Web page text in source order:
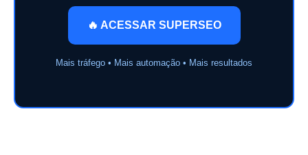
🔥 ACESSAR SUPERSEO
Mais tráfego • Mais automação • Mais resultados